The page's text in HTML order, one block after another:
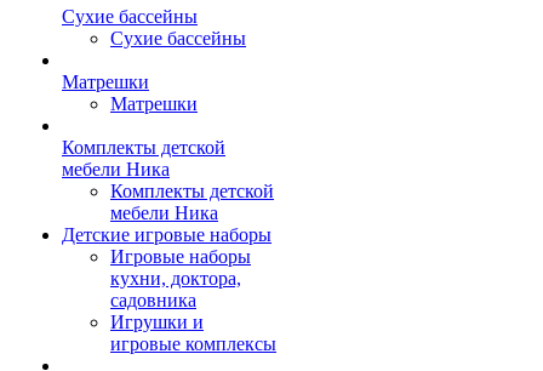
Сухие бассейны
Сухие бассейны
Матрешки
Матрешки
Комплекты детской
мебели Ника
Комплекты детской
мебели Ника
Детские игровые наборы
Игровые наборы
кухни, доктора,
садовника
Игрушки и
игровые комплексы